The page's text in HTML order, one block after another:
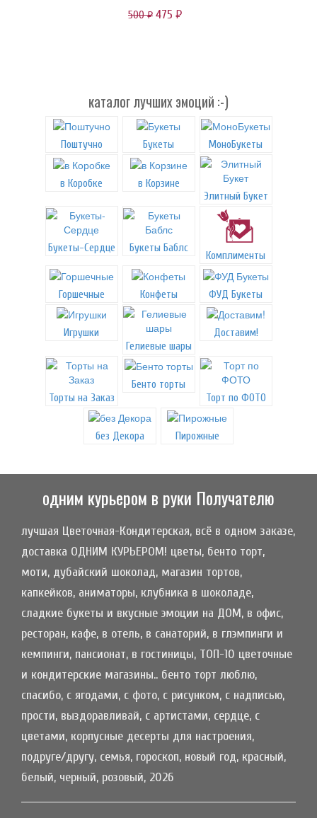
500руб. 475 руб.
каталог лучших эмоций :-)
Поштучно Букеты МоноБукеты
в Коробке
в Корзине
Элитный Букет
Букеты-Сердце Букеты Баблс
Комплименты
Горшечные Конфеты ФУД Букеты
Игрушки
Гелиевые шары
Доставим!
Торты на Заказ
Бенто торты
Торт по ФОТО
без Декора Пирожные
одним курьером в руки Получателю
лучшая Цветочная-Кондитерская, всё в одном заказе,
доставка ОДНИМ КУРЬЕРОМ! цветы, бенто торт,
моти, дубайский шоколад, магазин тортов,
капкейков, аниматоры, клубника в шоколаде,
сладкие букеты и вкусные эмоции на ДОМ, в офис,
ресторан, кафе, в отель, в санаторий, в глэмпинги и
кемпинги, пансионат, в гостиницы, ТОП-10 цветочные
и кондитерские магазины.. бенто торт люблю,
спасибо, с ягодами, с фото, с рисунком, с надписью,
прости, выздоравливай, с артистами, сердце, с
цветами, корпусные десерты для настроения,
подруге/другу, семья, гороскоп, новый год, красный,
белый, черный, розовый, 2026